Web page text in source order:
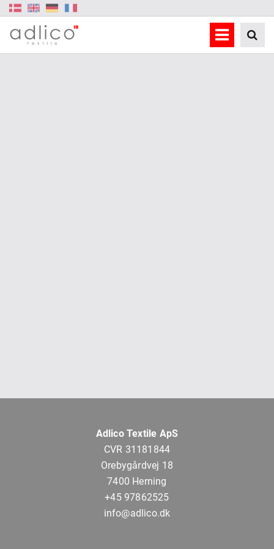
Adlico Textile ApS
CVR 31181844
Orebygårdvej 18
7400 Herning
+45 97862525
info@adlico.dk